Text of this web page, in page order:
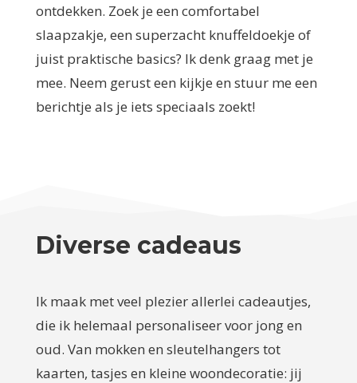
ontdekken. Zoek je een comfortabel
slaapzakje, een superzacht knuffeldoekje of
juist praktische basics? Ik denk graag met je
mee. Neem gerust een kijkje en stuur me een
berichtje als je iets speciaals zoekt!
Diverse cadeaus
Ik maak met veel plezier allerlei cadeautjes,
die ik helemaal personaliseer voor jong en
oud. Van mokken en sleutelhangers tot
kaarten, tasjes en kleine woondecoratie: jij